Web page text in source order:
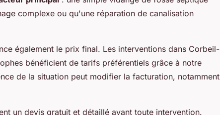
complexe ou qu'une réparation de canalisation
également le prix final. Les interventions dans Corbeil-
bénéficient de tarifs préférentiels grâce à notre
de la situation peut modifier la facturation, notamment
un devis gratuit et détaillé avant toute intervention.